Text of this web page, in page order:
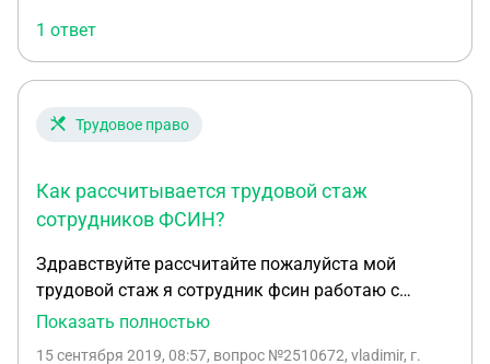
последствия?!
1 ответ
Трудовое право
Как рассчитывается трудовой стаж
сотрудников ФСИН?
Здравствуйте рассчитайте пожалуйста мой
трудовой стаж я сотрудник фсин работаю с
11.01.2011г. По 30.06.2014г. Год за полтора с
Показать полностью
15 сентября 2019, 08:57, вопрос №2510672, vladimir, г.